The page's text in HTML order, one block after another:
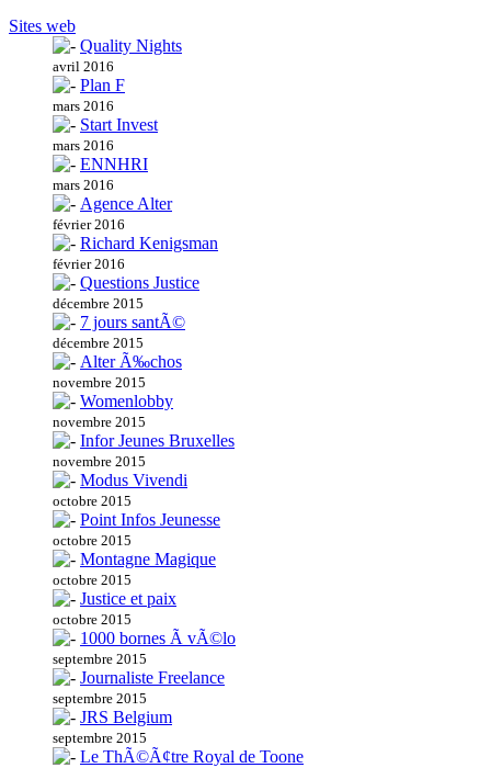
Sites web
Quality Nights
avril 2016
Plan F
mars 2016
Start Invest
mars 2016
ENNHRI
mars 2016
Agence Alter
février 2016
Richard Kenigsman
février 2016
Questions Justice
décembre 2015
7 jours santÃ©
décembre 2015
Alter Ã‰chos
novembre 2015
Womenlobby
novembre 2015
Infor Jeunes Bruxelles
novembre 2015
Modus Vivendi
octobre 2015
Point Infos Jeunesse
octobre 2015
Montagne Magique
octobre 2015
Justice et paix
octobre 2015
1000 bornes Ã vÃ©lo
septembre 2015
Journaliste Freelance
septembre 2015
JRS Belgium
septembre 2015
Le ThÃ©Ã¢tre Royal de Toone